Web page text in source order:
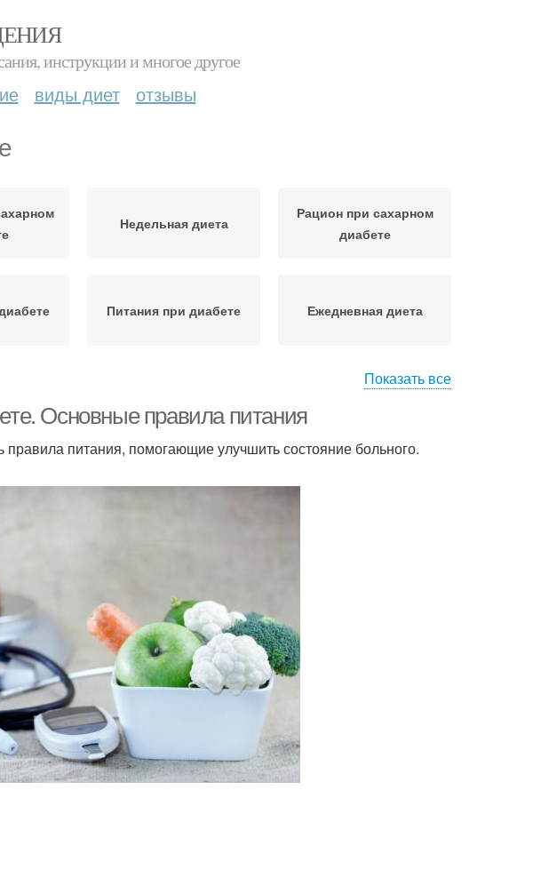
инструкции и многое другое
виды диет отзывы
Недельная диета
Рацион при сахарном
диабете
Питания при диабете Ежедневная диета
диабете
Показать все
Основные правила питания
питания, помогающие улучшить состояние больного.